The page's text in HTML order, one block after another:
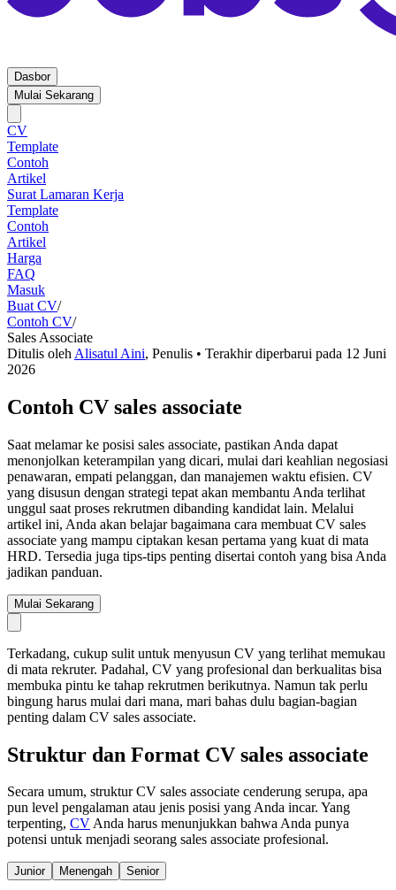
Dasbor
Mulai Sekarang
CV
Template
Contoh
Artikel
Surat Lamaran Kerja
Template
Contoh
Artikel
Harga
FAQ
Masuk
Buat CV/
Contoh CV/
Sales Associate
Ditulis oleh Alisatul Aini, Penulis • Terakhir diperbarui pada 12 Juni
2026
Contoh CV sales associate
Saat melamar ke posisi sales associate, pastikan Anda dapat
menonjolkan keterampilan yang dicari, mulai dari keahlian negosiasi
penawaran, empati pelanggan, dan manajemen waktu efisien. CV
yang disusun dengan strategi tepat akan membantu Anda terlihat
unggul saat proses rekrutmen dibanding kandidat lain. Melalui
artikel ini, Anda akan belajar bagaimana cara membuat CV sales
associate yang mampu ciptakan kesan pertama yang kuat di mata
HRD. Tersedia juga tips-tips penting disertai contoh yang bisa Anda
jadikan panduan.
Mulai Sekarang
Terkadang, cukup sulit untuk menyusun CV yang terlihat memukau
di mata rekruter. Padahal, CV yang profesional dan berkualitas bisa
membuka pintu ke tahap rekrutmen berikutnya. Namun tak perlu
bingung harus mulai dari mana, mari bahas dulu bagian-bagian
penting dalam CV sales associate.
Struktur dan Format CV sales associate
Secara umum, struktur CV sales associate cenderung serupa, apa
pun level pengalaman atau jenis posisi yang Anda incar. Yang
terpenting, CVAnda harus menunjukkan bahwa Anda punya
potensi untuk menjadi seorang sales associate profesional.
Junior Menengah Senior